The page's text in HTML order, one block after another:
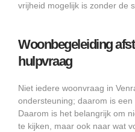
vrijheid mogelijk is zonder de
Woonbegeleiding
hulpvraag
Niet iedere woonvraag in
ondersteuning; daarom is
Daarom is het belangrijk om
te kijken, maar ook naar wat